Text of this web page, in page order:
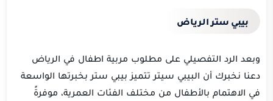
بيبي ستر الرياض
وبعد الرد التفصيلي على مطلوب مربية اطفال في الرياض
دعنا نخبرك أن البيبي سيتر تتميز بيبي ستر بخبرتها الواسعة
في الاهتمام بالأطفال من مختلف الفئات العمرية، موفرةً